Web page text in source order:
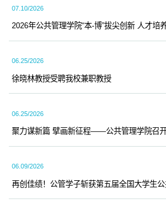
07.10/2026
2026年公共管理学院“本-博”拔尖创新 人才培
06.25/2026
徐晓林教授受聘我校兼职教授
06.25/2026
聚力谋新篇 擘画新征程——公共管理学院召开
06.09/2026